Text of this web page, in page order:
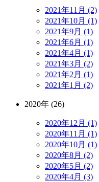
2021年11月 (2)
2021年10月 (1)
2021年9月 (1)
2021年6月 (1)
2021年4月 (1)
2021年3月 (2)
2021年2月 (1)
2021年1月 (2)
2020年 (26)
2020年12月 (1)
2020年11月 (1)
2020年10月 (1)
2020年8月 (2)
2020年5月 (2)
2020年4月 (3)